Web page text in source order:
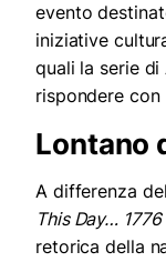
evento
iniziative
quali la serie
rispondere
Lontano
A differenza
This Day… 1776
retorica della